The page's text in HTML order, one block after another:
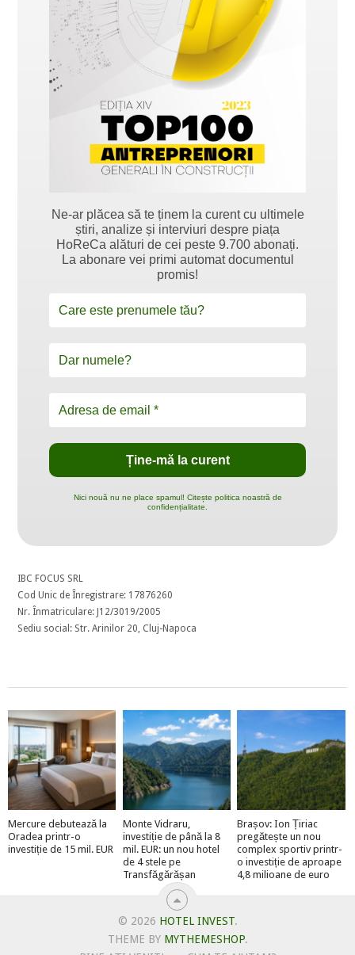
Ne-ar plăcea să te ținem la curent cu ultimele
știri, analize și interviuri despre piața
HoReCa alături de cei peste 9.700 abonați.
La abonare vei primi automat documentul
promis!
Nici nouă nu ne place spamul! Citește politica noastră de
confidențialitate.
IBC FOCUS SRL
Cod Unic de Înregistrare: 17876260
Nr. Înmatriculare: J12/3019/2005
Sediu social: Str. Arinilor 20, Cluj-Napoca
Mercure debutează la
Oradea printr-o
investiție de 15 mil. EUR
Monte Vidraru,
investiție de până la 8
mil. EUR: un nou hotel
de 4 stele pe
Transfăgărășan
Brașov: Ion Țiriac
pregătește un nou
complex sportiv printr-
o investiție de aproape
4,8 milioane de euro
© 2026 HOTEL INVEST.
THEME BY MYTHEMESHOP.